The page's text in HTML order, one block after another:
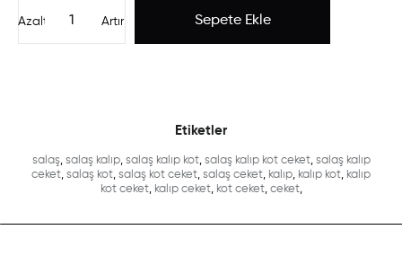
Artır
Azalt
Etiketler
salaş, salaş kalıp, salaş kalıp kot, salaş kalıp kot ceket, salaş kalıp
ceket, salaş kot, salaş kot ceket, salaş ceket, kalıp, kalıp kot, kalıp
kot ceket, kalıp ceket, kot ceket, ceket,